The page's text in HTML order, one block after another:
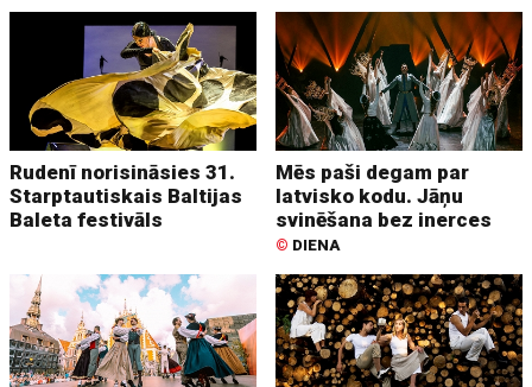
Rudenī norisināsies 31.
Starptautiskais Baltijas
Baleta festivāls
Mēs paši degam par
latvisko kodu. Jāņu
svinēšana bez inerces
© DIENA